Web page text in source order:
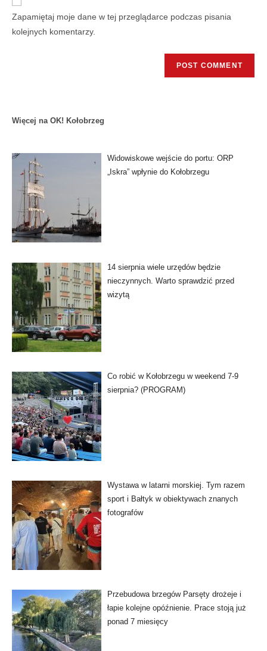
Zapamiętaj moje dane w tej przeglądarce podczas pisania
kolejnych komentarzy.
Więcej na OK! Kołobrzeg
Widowiskowe wejście do portu: ORP
„Iskra” wpłynie do Kołobrzegu
14 sierpnia wiele urzędów będzie
nieczynnych. Warto sprawdzić przed
wizytą
Co robić w Kołobrzegu w weekend 7-9
sierpnia? (PROGRAM)
Wystawa w latarni morskiej. Tym razem
sport i Bałtyk w obiektywach znanych
fotografów
Przebudowa brzegów Parsęty drożeje i
łapie kolejne opóźnienie. Prace stoją już
ponad 7 miesięcy